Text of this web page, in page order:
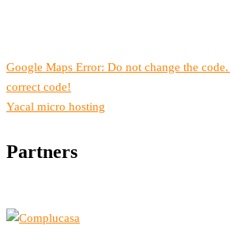
Google Maps Error: Do not change the
correct code!
Yacal micro hosting
Partners